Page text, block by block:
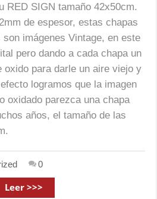
RED SIGN tamaño 42x50cm.
de espesor, estas chapas
imágenes Vintage, en este
pero dando a cada chapa un
oxido para darle un aire viejo y
logramos que la imagen
oxidado parezca una chapa
años, el tamaño de las
0
Leer >>>